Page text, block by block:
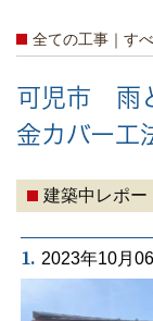
全ての工事｜す
可児市 雨
金カバー工
建築中レポー
1. 2023年10月